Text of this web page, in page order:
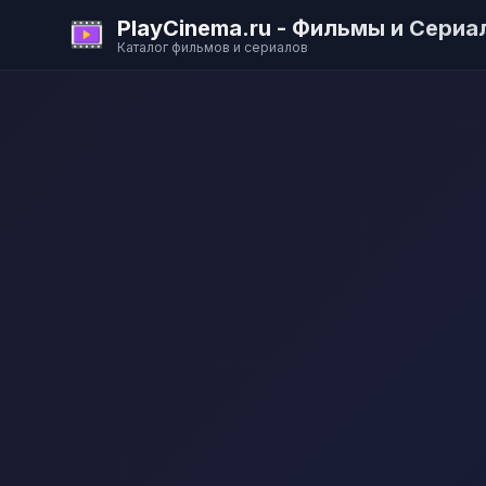
PlayCinema.ru - Фильмы и
Каталог фильмов и сериалов